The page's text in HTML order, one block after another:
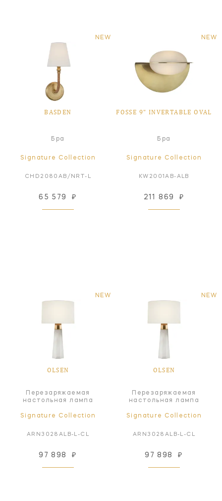
NEW
BASDEN
Бра
Signature Collection
CHD2080AB/NRT-L
65 579 ₽
NEW
FOSSE 9" INVERTABLE OVAL
Бра
Signature Collection
KW2001AB-ALB
211 869 ₽
NEW
OLSEN
Перезаряжаемая
настольная лампа
Signature Collection
ARN3028ALB-L-CL
97 898 ₽
NEW
OLSEN
Перезаряжаемая
настольная лампа
Signature Collection
ARN3028ALB-L-CL
97 898 ₽